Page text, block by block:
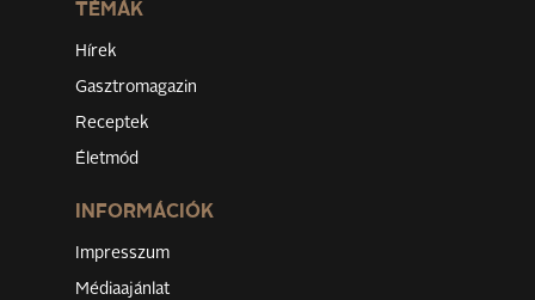
TÉMÁK
Hírek
Gasztromagazin
Receptek
Életmód
INFORMÁCIÓK
Impresszum
Médiaajánlat